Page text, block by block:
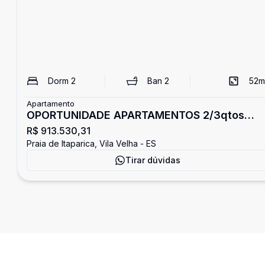
Dorm 2 Ban2 52
Apartamento
OPORTUNIDADE APARTAMENTOS 2/3qtos
PRAIA ITAPARICA
R$ 913.530,31
Praia de Itaparica, Vila Velha - ES
Tirar dúvidas